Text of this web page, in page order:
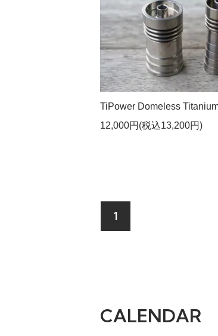
TiPower Domeless
12,000円(税込13,200円)
1
CALENDAR